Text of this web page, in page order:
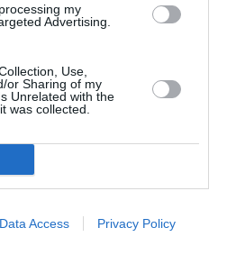
my
Advertising.
Use,
or Sharing of my
Unrelated with the
was collected.
Data Access Privacy Policy
σας τα τελευταία νέα για